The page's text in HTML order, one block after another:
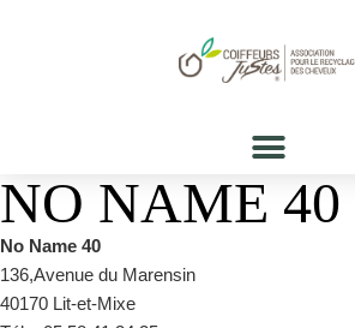
NO NAME 40
No Name 40
136,Avenue du Marensin
40170 Lit-et-Mixe